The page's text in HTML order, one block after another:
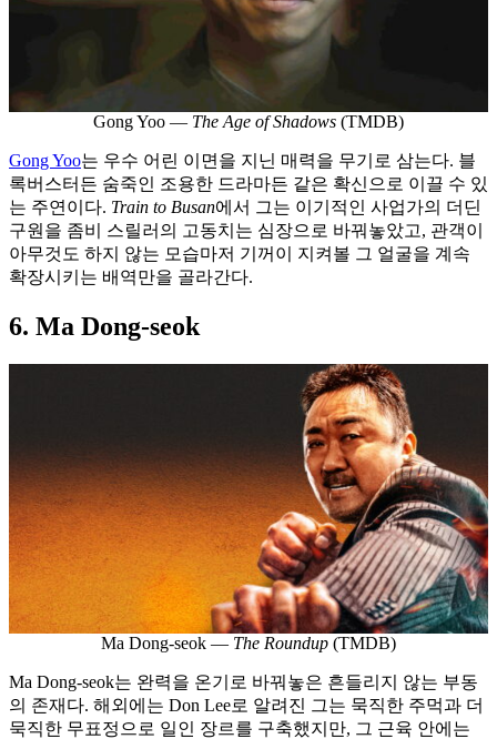
Gong Yoo — The Age of Shadows (TMDB)
Gong Yoo는 우수 어린 이면을 지닌 매력을 무기로 삼는다. 블
록버스터든 숨죽인 조용한 드라마든 같은 확신으로 이끌 수 있
는 주연이다. Train to Busan에서 그는 이기적인 사업가의 더딘
구원을 좀비 스릴러의 고동치는 심장으로 바꿔놓았고, 관객이
아무것도 하지 않는 모습마저 기꺼이 지켜볼 그 얼굴을 계속
확장시키는 배역만을 골라간다.
6. Ma Dong-seok
Ma Dong-seok — The Roundup (TMDB)
Ma Dong-seok는 완력을 온기로 바꿔놓은 흔들리지 않는 부동
의 존재다. 해외에는 Don Lee로 알려진 그는 묵직한 주먹과 더
묵직한 무표정으로 일인 장르를 구축했지만, 그 근육 안에는